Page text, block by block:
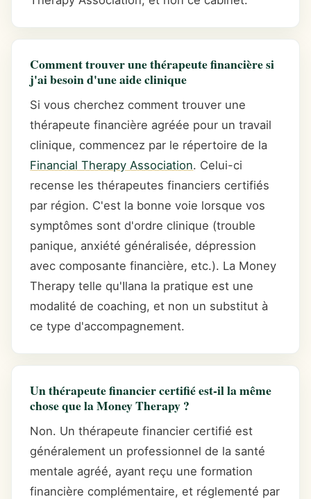
Comment trouver une thérapeute financière si
j'ai besoin d'une aide clinique
Si vous cherchez comment trouver une
thérapeute financière agréée pour un travail
clinique, commencez par le répertoire de la
Financial Therapy Association. Celui-ci
recense les thérapeutes financiers certifiés
par région. C'est la bonne voie lorsque vos
symptômes sont d'ordre clinique (trouble
panique, anxiété généralisée, dépression
avec composante financière, etc.). La Money
Therapy telle qu'Ilana la pratique est une
modalité de coaching, et non un substitut à
ce type d'accompagnement.
Un thérapeute financier certifié est-il la même
chose que la Money Therapy ?
Non. Un thérapeute financier certifié est
généralement un professionnel de la santé
mentale agréé, ayant reçu une formation
financière complémentaire, et réglementé par